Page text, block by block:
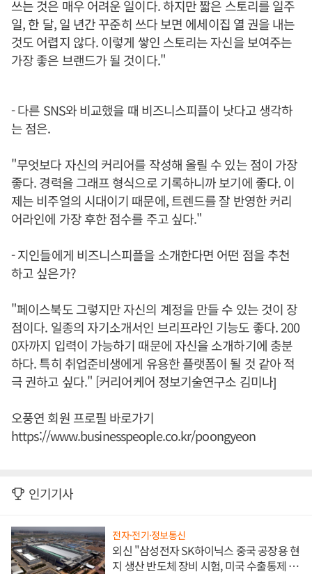
쓰는 것은 매우 어려운 일이다. 하지만 짧은 스토리를 일주
일, 한 달, 일 년간 꾸준히 쓰다 보면 에세이집 열 권을 내는
것도 어렵지 않다. 이렇게 쌓인 스토리는 자신을 보여주는
가장 좋은 브랜드가 될 것이다."
- 다른 SNS와 비교했을 때 비즈니스피플이 낫다고 생각하
는 점은.
"무엇보다 자신의 커리어를 작성해 올릴 수 있는 점이 가장
좋다. 경력을 그래프 형식으로 기록하니까 보기에 좋다. 이
제는 비주얼의 시대이기 때문에, 트렌드를 잘 반영한 커리
어라인에 가장 후한 점수를 주고 싶다."
- 지인들에게 비즈니스피플을 소개한다면 어떤 점을 추천
하고 싶은가?
"페이스북도 그렇지만 자신의 계정을 만들 수 있는 것이 장
점이다. 일종의 자기소개서인 브리프라인 기능도 좋다. 200
0자까지 입력이 가능하기 때문에 자신을 소개하기에 충분
하다. 특히 취업준비생에게 유용한 플랫폼이 될 것 같아 적
극 권하고 싶다." [커리어케어 정보기술연구소 김미나]
오풍연 회원 프로필 바로가기
https://www.businesspeople.co.kr/poongyeon
인기기사
전자·전기·정보통신
외신 "삼성전자 SK하이닉스 중국 공장용 현
지 생산 반도체 장비 시험, 미국 수출통제 대